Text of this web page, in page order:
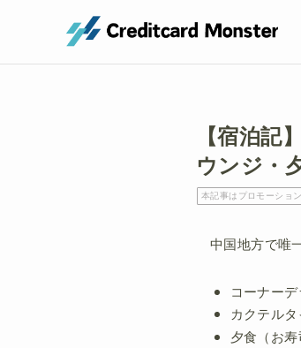
【宿泊
ウンジ・
本記事はプロモーショ
中国地方で唯
コーナー
カクテル
夕食（お寿